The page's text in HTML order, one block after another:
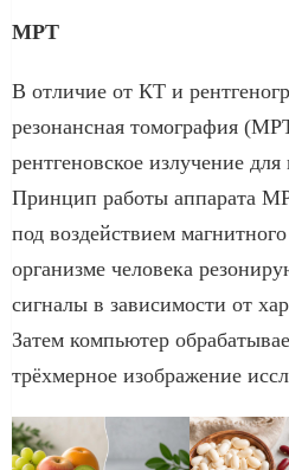
МРТ
В отличие от КТ и
резонансная томография
рентгеновское излучение
Принцип работы аппарата
под воздействием
организме человека
сигналы в зависимости от
Затем компьютер
трёхмерное изображение